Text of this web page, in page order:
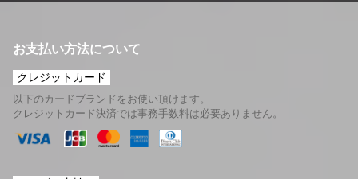
お支払い方法について
クレジットカード
以下のカードブランドをお使い頂けます。
クレジットカード決済では事務手数料は必要ありません。